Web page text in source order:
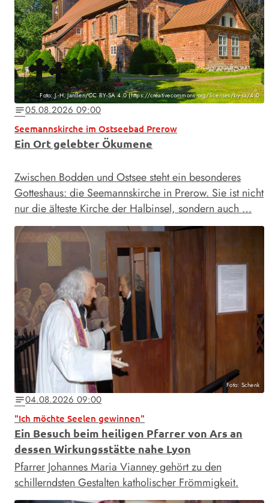
Foto: J.-H. Janßen/CC BY-SA 4.0 (https://creativecommons.org/licenses/by-sa/4.0
notes05.08.2026 09:00
Seemannskirche im Ostseebad Prerow
Ein Ort gelebter Ökumene
Zwischen Bodden und Ostsee steht ein besonderes
Gotteshaus: die Seemannskirche in Prerow. Sie ist nicht
nur die älteste Kirche der Halbinsel, sondern auch …
Foto: Schenk
notes04.08.2026 09:00
"Ich möchte Seelen gewinnen"
Ein Besuch beim heiligen Pfarrer von Ars an
dessen Wirkungsstätte nahe Lyon
Pfarrer Johannes Maria Vianney gehört zu den
schillerndsten Gestalten katholischer Frömmigkeit.